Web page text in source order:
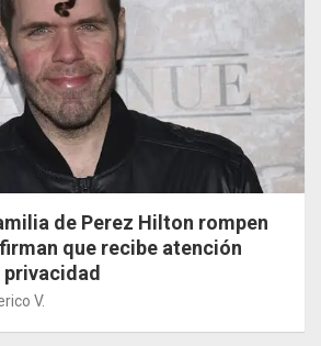
de Perez Hilton rompen
que recibe atención
V.